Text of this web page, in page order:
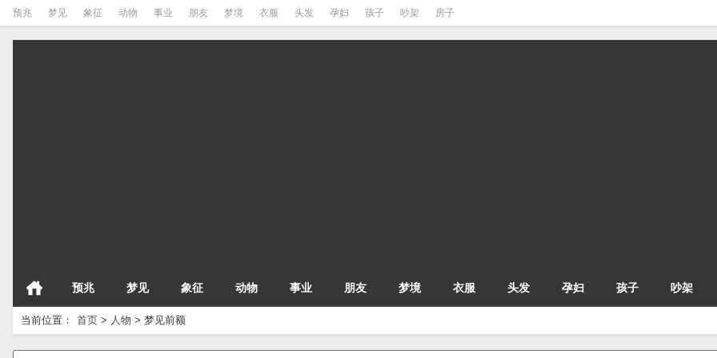
预兆 梦见 象征 动物 事业 朋友 梦境 衣服 头发 孕妇 孩子 吵架 房子
预兆 梦见 象征 动物 事业 朋友 梦境 衣服 头发 孕妇 孩子 吵架
当前位置： 首页 > 人物 > 梦见前额